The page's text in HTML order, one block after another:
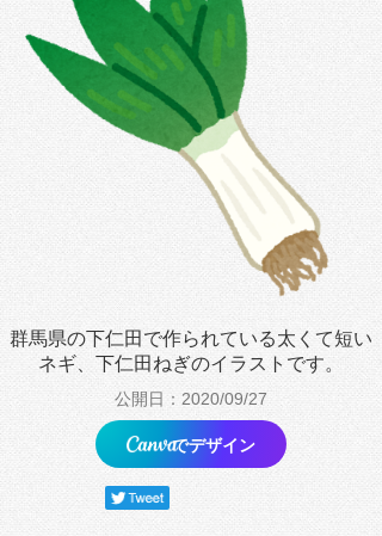
群馬県の下仁田で作られている太くて短い
ネギ、下仁田ねぎのイラストです。
公開日：2020/09/27
でデザイン